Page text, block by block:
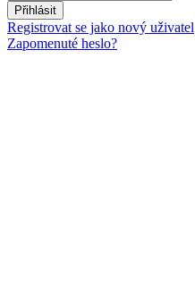
Přihlásit
Registrovat se jako nový uživatel
Zapomenuté heslo?